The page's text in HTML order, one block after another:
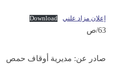
إعلان مزاد علني Download
63/ص
صادر عن: مديرية أوقاف حمص